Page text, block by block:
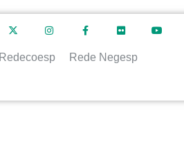
Redecoesp Rede Negesp